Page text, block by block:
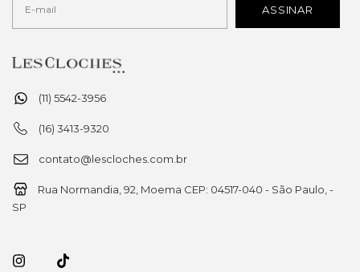
(11) 5542-3956
(16) 3413-9320
contato@lescloches.com.br
Rua Normandia, 92, Moema CEP: 04517-040 - São Paulo, -
SP